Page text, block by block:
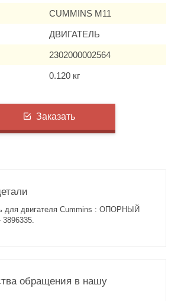
CUMMINS M11
ДВИГАТЕЛЬ
2302000002564
0.120 кг
Заказать
для двигателя Cummins : ОПОРНЫЙ
обращения в нашу